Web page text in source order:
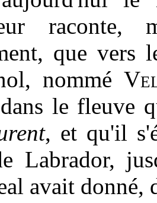
raconte,
que vers
nommé
le fleuve
, et qu'il
Labrador,
avait